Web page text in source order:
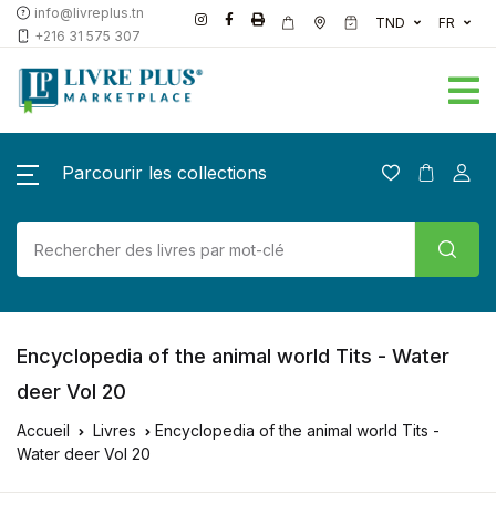
info@livreplus.tn
+216 31 575 307
TND FR
Parcourir les collections
Encyclopedia of the animal world Tits - Water
deer Vol 20
Accueil Livres
Encyclopedia of the animal world Tits -
Water deer Vol 20